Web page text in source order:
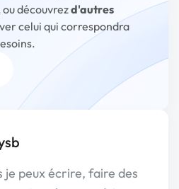
découvrezd'autres
celui qui correspondra
peux écrire, faire des